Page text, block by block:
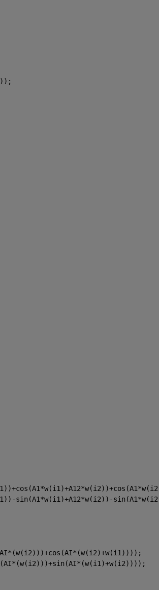
sin(A1*w(i1)+A12*w(i2))-